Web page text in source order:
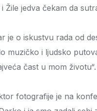
Žile jedva čekam da
je o iskustvu rada od
muzičko i ljudsko
čast u mom životu“.
fotografije je na